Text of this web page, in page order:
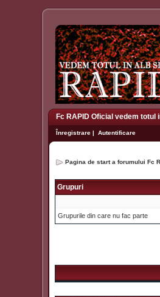
Fc RAPID Oficial vedem totul
Înregistrare | Autentificare
Pagina de start a forumului Fc
Grupuri
Grupurile din care nu fac parte